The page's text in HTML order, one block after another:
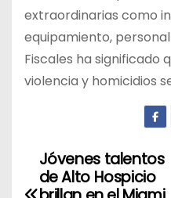
extraordinarias como
equipamiento,
Fiscales ha significado
violencia y homicidios
N
a
Jóvenes talentos
de Alto Hospicio